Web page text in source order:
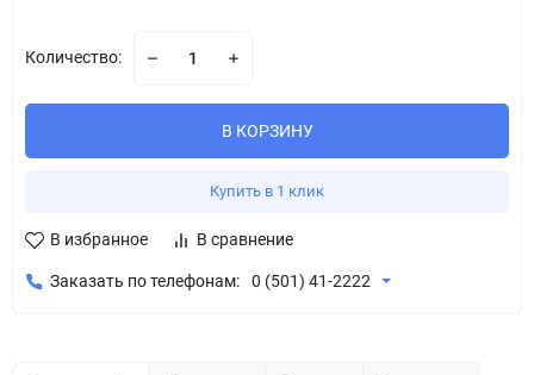
Количество:
В КОРЗИНУ
Купить в 1 клик
В избранное В сравнение
Заказать по телефонам: 0 (501) 41-2222